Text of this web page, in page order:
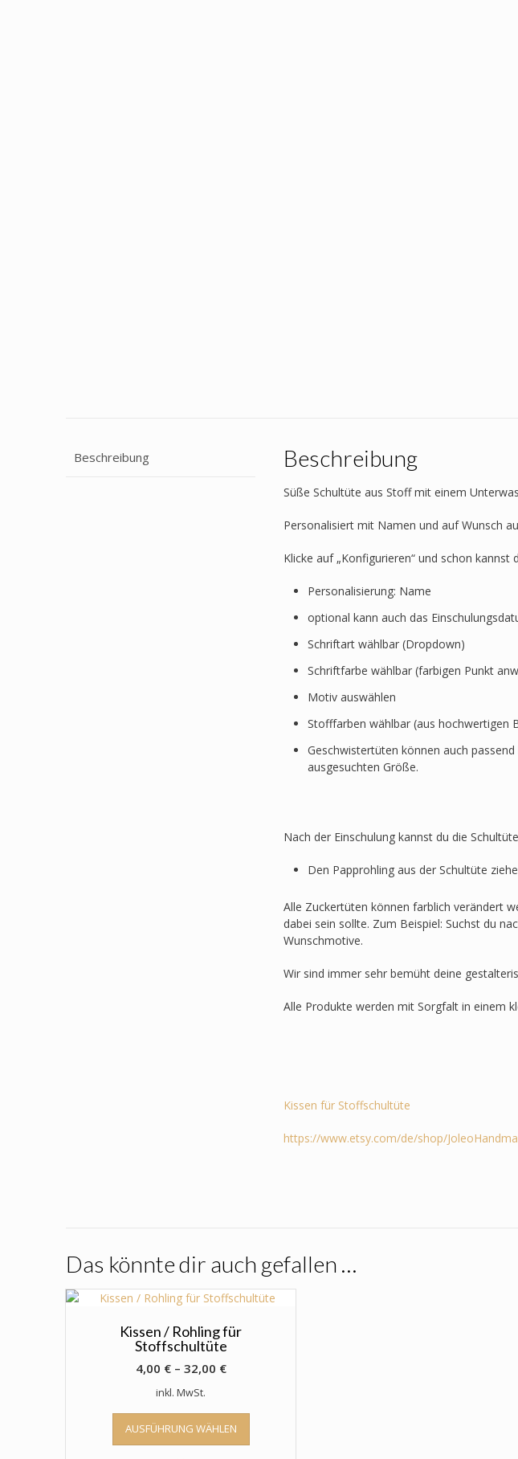
Beschreibung Beschreibung
Süße Schultüte aus Stoff mit einem
Personalisiert mit Namen und auf Wunsch
Klicke auf „Konfigurieren“ und schon kannst
Personalisierung: Name
optional kann auch das
Schriftart wählbar (Dropdown)
Schriftfarbe wählbar (farbigen Punkt
Motiv auswählen
Stofffarben wählbar (aus hochwertigen
Geschwistertüten können auch
ausgesuchten Größe.
Nach der Einschulung kannst du die
Den Papprohling aus der Schultüte
Alle Zuckertüten können farblich verändert
dabei sein sollte. Zum Beispiel: Suchst du
Wunschmotive.
Wir sind immer sehr bemüht deine
Alle Produkte werden mit Sorgfalt in einem
Kissen für Stoffschultüte
https://www.etsy.com/de/shop/
Das könnte dir auch gefallen …
Kissen / Rohling für
Stoffschultüte
4,00 €– 32,00 €
inkl. MwSt.
AUSFÜHRUNG WÄHLEN
Dieses
weist